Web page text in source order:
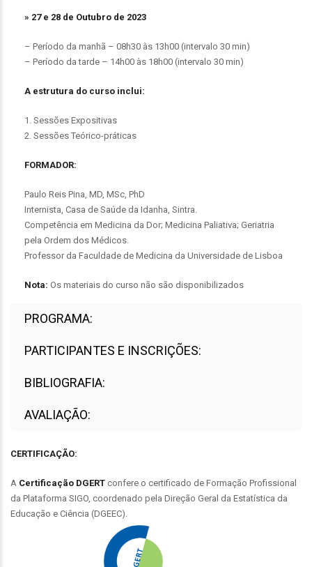
» 27 e 28 de Outubro de 2023
– Período da manhã – 08h30 às 13h00 (intervalo 30 min)
– Período da tarde – 14h00 às 18h00 (intervalo 30 min)
A estrutura do curso inclui:
1. Sessões Expositivas
2. Sessões Teórico-práticas
FORMADOR:
Paulo Reis Pina, MD, MSc, PhD
Internista, Casa de Saúde da Idanha, Sintra.
Competência em Medicina da Dor; Medicina Paliativa; Geriatria
pela Ordem dos Médicos.
Professor da Faculdade de Medicina da Universidade de Lisboa
Nota: Os materiais do curso não são disponibilizados
PROGRAMA:
PARTICIPANTES E INSCRIÇÕES:
BIBLIOGRAFIA:
AVALIAÇÃO:
CERTIFICAÇÃO:
A Certificação DGERT confere o certificado de Formação Profissional
da Plataforma SIGO, coordenado pela Direção Geral da Estatística da
Educação e Ciência (DGEEC).